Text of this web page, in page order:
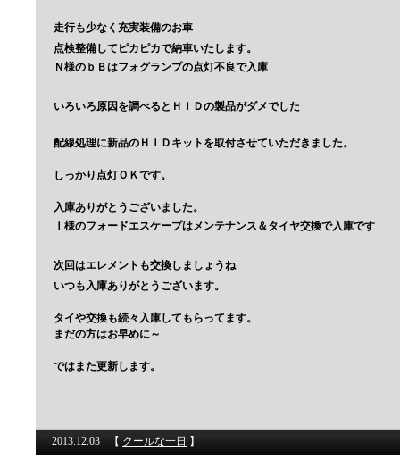
走行も少なく充実装備のお車
点検整備してピカピカで納車いたします。
Ｎ様のｂＢはフォグランプの点灯不良で入庫
いろいろ原因を調べるとＨＩＤの製品がダメでした
配線処理に新品のＨＩＤキットを取付させていただきました。
しっかり点灯ＯＫです。
入庫ありがとうございました。
Ｉ様のフォードエスケープはメンテナンス＆タイヤ交換で入庫です
次回はエレメントも交換しましょうね
いつも入庫ありがとうございます。
タイや交換も続々入庫してもらってます。
まだの方はお早めに～
ではまた更新します。
2013.12.03 【 クールな一日 】